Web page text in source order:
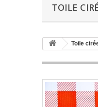
TOILE
Toile